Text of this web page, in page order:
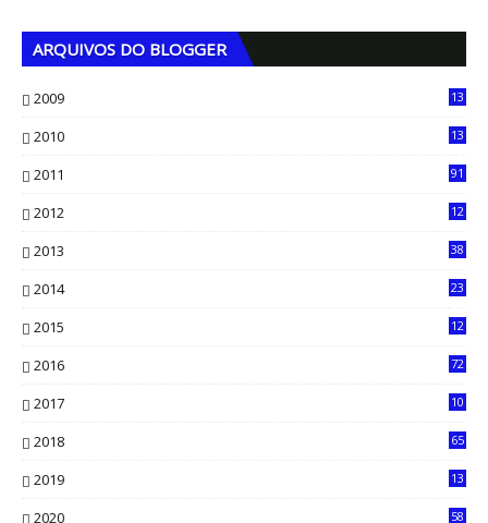
ARQUIVOS DO BLOGGER
2009
13
2010
13
2011 91
2012
12
2013
38
2014
23
2015
12
2016
72
2017 10
2018 65
2019
13
2020
58